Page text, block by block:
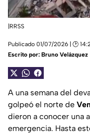
|RRSS
Publicado 01/07/2026 | 🕑
Escrito por: Bruno Velázquez
A una semana del
golpeó el norte de
dieron a conocer una
emergencia. Hasta